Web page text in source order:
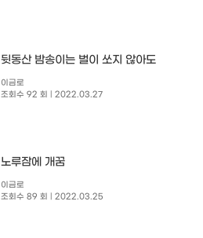
뒷동산 밤송이는 벌이 쏘지 않아도
이금로
조회수 92 회
| 2022.03.27
노루잠에 개꿈
이금로
조회수 89 회
| 2022.03.25